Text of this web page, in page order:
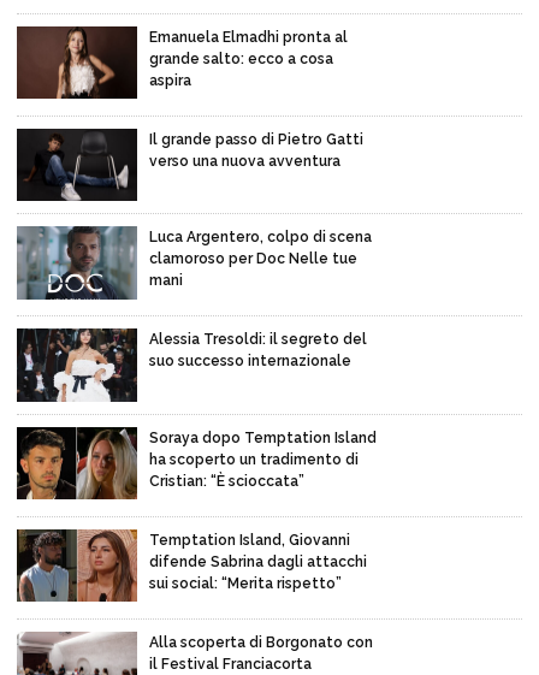
Emanuela Elmadhi pronta al
grande salto: ecco a cosa
aspira
Il grande passo di Pietro Gatti
verso una nuova avventura
Luca Argentero, colpo di scena
clamoroso per Doc Nelle tue
mani
Alessia Tresoldi: il segreto del
suo successo internazionale
Soraya dopo Temptation Island
ha scoperto un tradimento di
Cristian: “È scioccata”
Temptation Island, Giovanni
difende Sabrina dagli attacchi
sui social: “Merita rispetto”
Alla scoperta di Borgonato con
il Festival Franciacorta